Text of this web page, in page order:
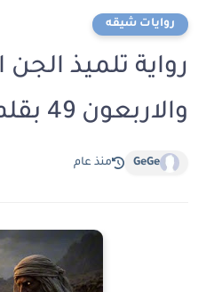
روايات شيقه
رواية تلميذ
والاربعون 49 بقلم جمال الحفني
GeGe منذ عام